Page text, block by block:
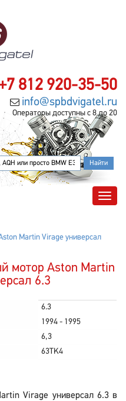
812 920-35-50
info@spbdvigatel.ru
Операторы доступны с 8 до 20
Martin Virage универсал
мотор Aston Martin
6.3
6.3
1994 - 1995
6,3
63TK4
Virage универсал 6.3 в